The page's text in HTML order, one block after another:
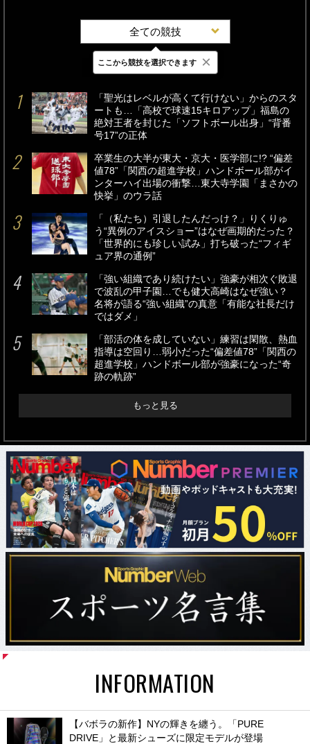
全ての競技
最新 24時間 週間
「聖光はレベルが高くて行けない」からのスタ
ートも…「高校で球速15キロアップ」福島の
絶対王者を封じた「ソフトボール出身」“背番
号17”の正体
卒業生の大半が東大・京大・医学部に!? “偏差
値78”「関西の超進学校」ハンドボール部がイ
ンターハイ出場の衝撃…東大寺学園「まさかの
快挙」のウラ話
「（私たち）引退したんだっけ？」りくりゅ
う“異例のアイスショー”はなぜ画期的だった？
「世界的にも珍しい試み」打ち破った“フィギ
ュア界の通例”
「強い組織であり続けたい」強豪が相次ぐ敗退
で波乱の甲子園…でも健大高崎はなぜ強い？
名将が語る“強い組織”の真意「有能な社長だけ
ではダメ」
「部活の体を成していない」練習は閑散、熱血
指導は空回り…弱小だった“偏差値78”「関西の
超進学校」ハンドボール部が強豪になった“奇
跡の軌跡”
もっと見る
INFORMATION
【バボラの新作】NYの輝きを纏う。「PURE
DRIVE」と最新シューズに限定モデルが登場
ここから競技を選択できます ×